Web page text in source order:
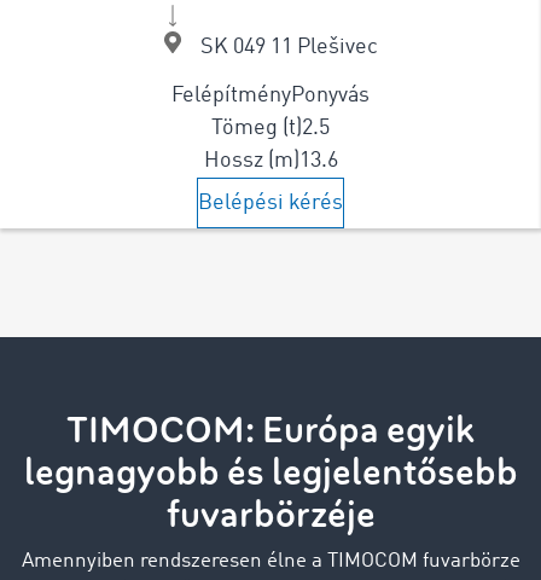
SK 049 11 Plešivec
FelépítményPonyvás
Tömeg (t)2.5
Hossz (m)13.6
Belépési kérés
TIMOCOM: Európa egyik
legnagyobb és legjelentősebb
fuvarbörzéje
Amennyiben rendszeresen élne a TIMOCOM fuvarbörze